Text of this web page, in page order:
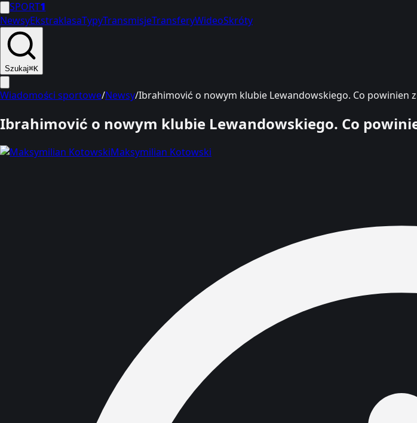
SPORT1
NewsyEkstraklasaTypyTransmisjeTransferyWideoSkróty
Szukaj⌘K
Wiadomości sportowe/Newsy/Ibrahimović o nowym klubie Lewandowskiego. Co powinien
Ibrahimović o nowym klubie Lewandowskiego. Co
Maksymilian Kotowski